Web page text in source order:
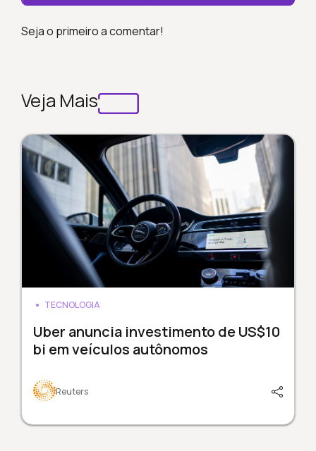
Seja o primeiro a comentar!
Veja Mais
TECNOLOGIA
Uber anuncia investimento de US$10
bi em veículos autônomos
Reuters